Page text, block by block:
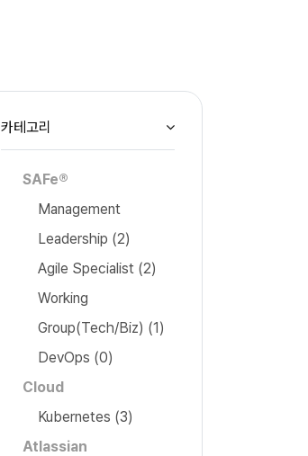
카테고리
SAFe®
Management
Leadership (2)
Agile Specialist (2)
Working
Group(Tech/Biz) (1)
DevOps (0)
Cloud
Kubernetes (3)
Atlassian